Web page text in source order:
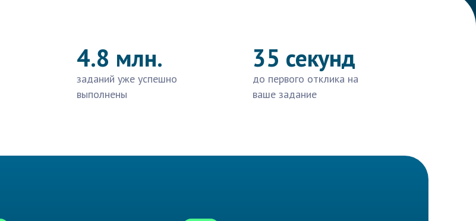
4.8 млн.
заданий уже успешно
выполнены
35 секунд
до первого отклика на
ваше задание